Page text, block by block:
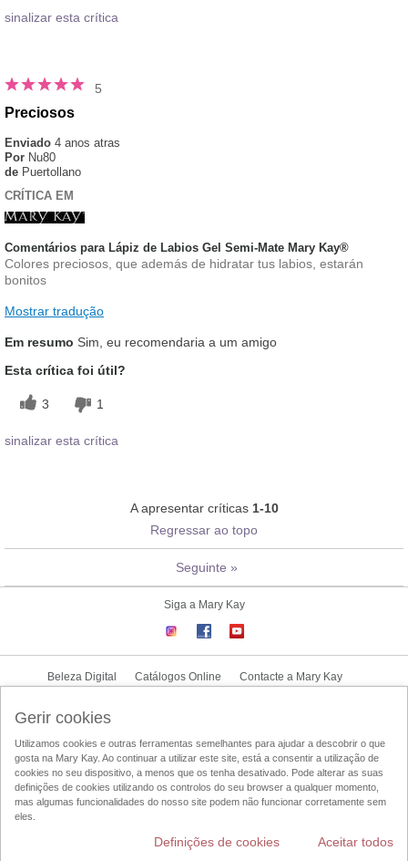
sinalizar esta crítica
5
Preciosos
Enviado 4 anos atras
Por Nu80
de Puertollano
CRÍTICA EM
Comentários para Lápiz de Labios Gel Semi-Mate Mary Kay®
Colores preciosos, que además de hidratar tus labios, estarán
bonitos
Mostrar tradução
Em resumo Sim, eu recomendaria a um amigo
Esta crítica foi útil?
3 1
sinalizar esta crítica
A apresentar críticas 1-10
Regressar ao topo
Seguinte »
Siga a Mary Kay
Beleza Digital Catálogos Online
Contacte a Mary Kay
Condições de Utilização Politica de Privacidade
Politica-UGC
Acesso ao Mary Kay Intouch
Localizador de Consultoras de Beleza
DSA
Alterar País
Gerir cookies
Utilizamos cookies e outras ferramentas semelhantes para ajudar a descobrir o que
gosta na Mary Kay. Ao continuar a utilizar este site, está a consentir a utilização de
cookies no seu dispositivo, a menos que os tenha desativado. Pode alterar as suas
definições de cookies utilizando os controlos do seu browser a qualquer momento,
mas algumas funcionalidades do nosso site podem não funcionar corretamente sem
eles.
Aceitar todos
Definições de cookies